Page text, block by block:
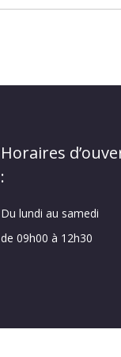
Horaires
:
Du lundi au samedi
de 09h00 à 12h30